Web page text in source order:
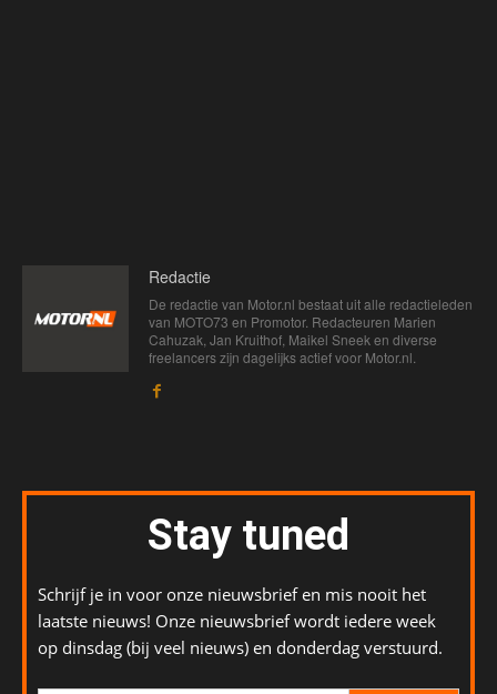
Redactie
De redactie van Motor.nl bestaat uit alle redactieleden
van MOTO73 en Promotor. Redacteuren Marien
Cahuzak, Jan Kruithof, Maikel Sneek en diverse
freelancers zijn dagelijks actief voor Motor.nl.
Stay tuned
Schrijf je in voor onze nieuwsbrief en mis nooit het
laatste nieuws! Onze nieuwsbrief wordt iedere week
op dinsdag (bij veel nieuws) en donderdag verstuurd.